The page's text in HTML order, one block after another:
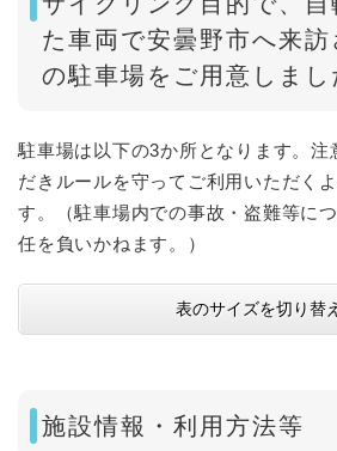
た車両で安曇野市へ来
の駐車場をご用意しまし
駐車場は以下の3か所となります。注
だきルールを守ってご利用いただく
す。（駐車場内での事故・盗難等に
任を負いかねます。）
表のサイズを切り替
施設情報・利用方法等